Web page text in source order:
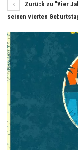
Zurück zu "Vier
seinen vierten